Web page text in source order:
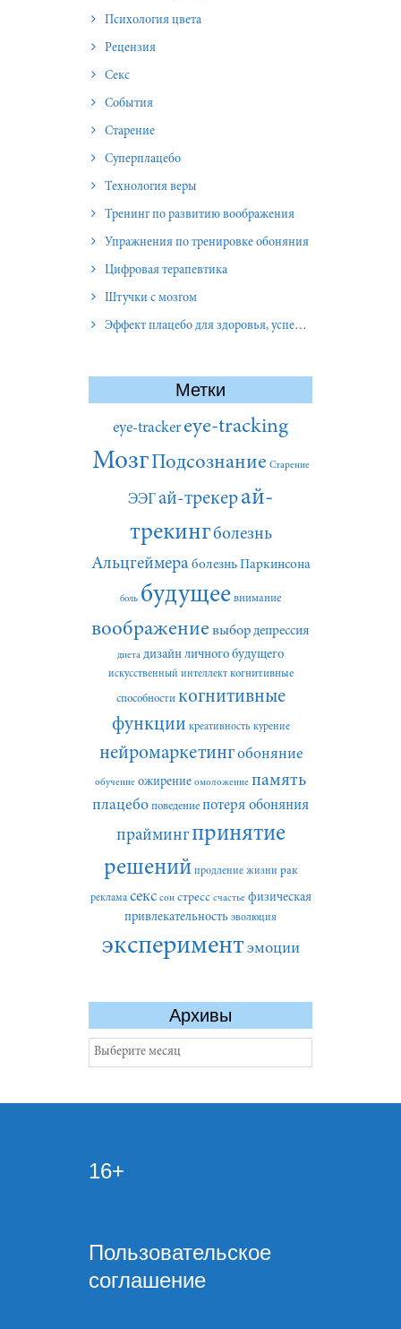
Психология цвета
Рецензия
Секс
События
Старение
Суперплацебо
Технология веры
Тренинг по развитию воображения
Упражнения по тренировке обоняния
Цифровая терапевтика
Штучки с мозгом
Эффект плацебо для здоровья, успеха и отношений
Метки
eye-tracker eye-tracking
МозгПодсознание Старение
ЭЭГай-трекерай-
трекингболезнь
Альцгеймера болезнь Паркинсона
боль будущее внимание
воображение выбор депрессия
диета дизайн личного будущего
искусственный интеллект когнитивные
способности когнитивные
функции креативность курение
нейромаркетингобоняние
обучение ожирение омоложение память
плацебо поведение потеря обоняния
праймингпринятие
решений продление жизни рак
реклама секс сон стресс счастье физическая
привлекательность эволюция
экспериментэмоции
Архивы
Архивы
16+
Пользовательское
соглашение